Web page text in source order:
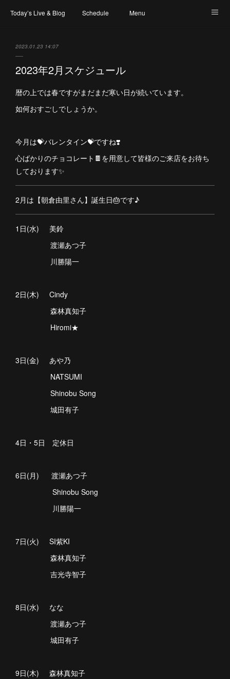
Today’s Live & Blog Schedule Menu
2023.01.23 14:07
2023年2月スケジュール
暦の上では春ですがまだまだ寒い日が続いています。
如何おすごしでしょうか。
今月は💝バレンタイン💝ですね❣️
心ばかりのチョコレート🍫を用意して皆様のご来店をお待ち
しております✨
2月は【朝倉由里さん】誕生日🎂です♪
1日(水) 美鈴
渡瀬あつ子
川勝陽一
2日(木) Cindy
森林真知子
Hiromi★
3日(金) あや乃
NATSUMI
Shinobu Song
城田有子
4日・5日 定休日
6日(月) 渡瀬あつ子
Shinobu Song
川勝陽一
7日(火) SI紫KI
森林真知子
吉光寺智子
8日(水) なな
渡瀬あつ子
城田有子
9日(木) 森林真知子